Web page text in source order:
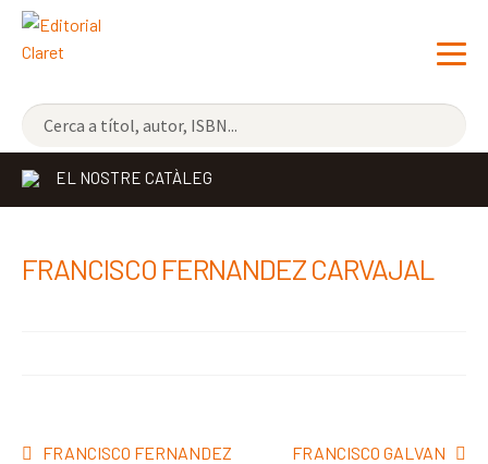
NOVETATS
ELS MÉS VENUTS
EL NOSTRE CATÀLEG
FRANCISCO FERNANDEZ CARVAJAL
Navegació
Entrada
FRANCISCO FERNANDEZ
Pròxima
FRANCISCO GALVAN